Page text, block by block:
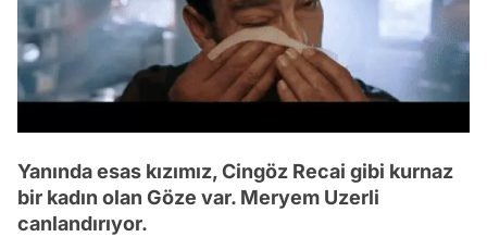
Yanında esas kızımız, Cingöz Recai gibi kurnaz
bir kadın olan Göze var. Meryem Uzerli
canlandırıyor.